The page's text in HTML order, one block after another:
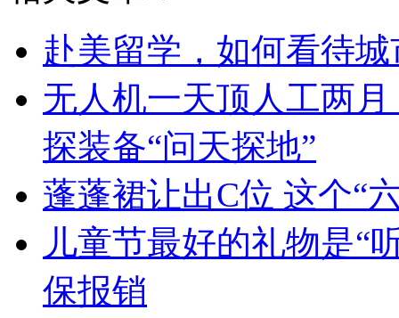
赴美留学，如何看待
无人机一天顶人工两
探装备“问天探地”
蓬蓬裙让出C位 这个“
儿童节最好的礼物是“
保报销